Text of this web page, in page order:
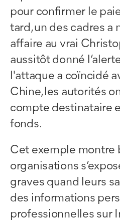
pour confirmer le
tard, un des cadres a
affaire au vrai
aussitôt donné
l'attaque a coïncidé
Chine, les autorités
compte destinataire
fonds.
Cet exemple montre
organisations
graves quand leurs
des informations
professionnelles sur